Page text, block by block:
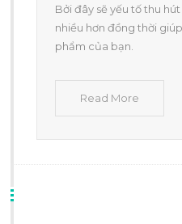
Bởi đây sẽ yếu tố thu
nhiều hơn đồng thời
phẩm của bạn.
Read More